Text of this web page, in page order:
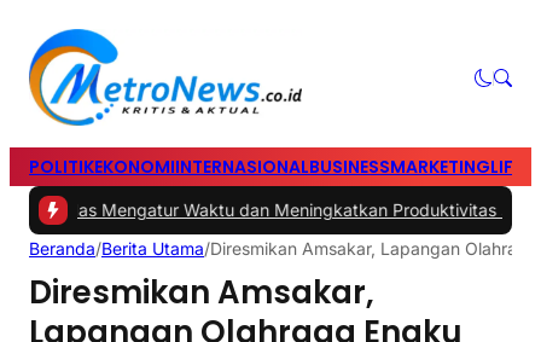
POLITIKEKONOMIINTERNASIONALBUSINESSMARKETING
Cerdas Mengatur Waktu dan Meningkatkan Produktivitas saat
Beranda/Berita Utama/Diresmikan Amsakar, Lapangan
Diresmikan Amsakar,
Lapangan Olahraga Engku